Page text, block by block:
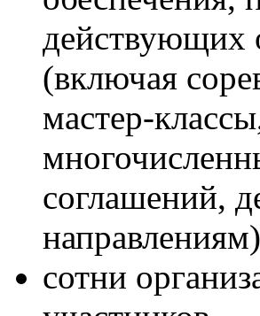
действующих
(включая
мастер-
соглашений,
направлениям)
сотни